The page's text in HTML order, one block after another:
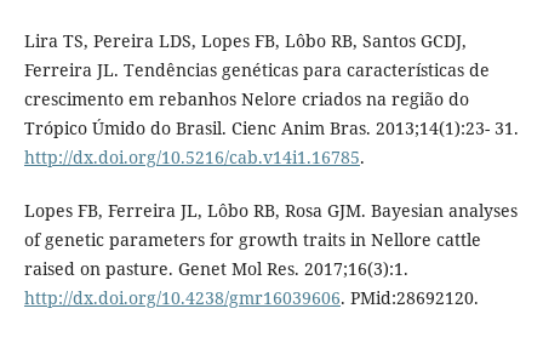
Lira TS, Pereira LDS, Lopes FB, Lôbo RB, Santos GCDJ,
Ferreira JL. Tendências genéticas para características de
crescimento em rebanhos Nelore criados na região do
Trópico Úmido do Brasil. Cienc Anim Bras. 2013;14(1):23- 31.
http://dx.doi.org/10.5216/cab.v14i1.16785.
Lopes FB, Ferreira JL, Lôbo RB, Rosa GJM. Bayesian analyses
of genetic parameters for growth traits in Nellore cattle
raised on pasture. Genet Mol Res. 2017;16(3):1.
http://dx.doi.org/10.4238/gmr16039606. PMid:28692120.